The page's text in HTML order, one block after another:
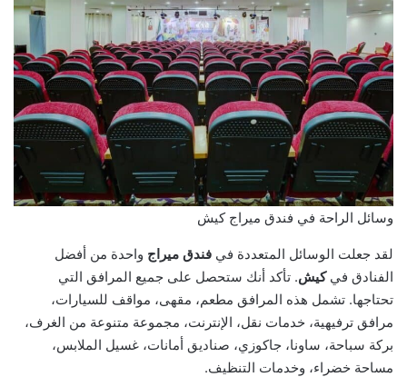
وسائل الراحة في فندق ميراج كيش
لقد جعلت الوسائل المتعددة في فندق ميراج واحدة من أفضل
الفنادق فيكيش. تأكد أنك ستحصل على جميع المرافق التي
تحتاجها. تشمل هذه المرافق مطعم، مقهى، مواقف للسيارات،
مرافق ترفيهية، خدمات نقل، الإنترنت، مجموعة متنوعة من الغرف،
بركة سباحة، ساونا، جاكوزي، صناديق أمانات، غسيل الملابس،
مساحة خضراء، وخدمات التنظيف.